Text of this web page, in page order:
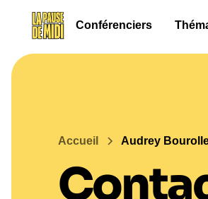
Conférenciers
Accueil Audrey